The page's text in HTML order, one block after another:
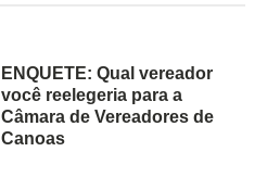
ENQUETE: Qual vereador
você reelegeria para a
Câmara de Vereadores de
Canoas